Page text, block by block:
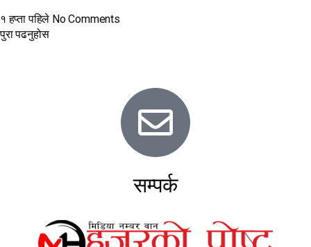
१ हप्ता पहिले No Comments
पुरा पढनुहोस
सम्पर्क